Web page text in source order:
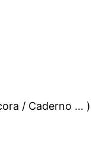
/ Caderno … )